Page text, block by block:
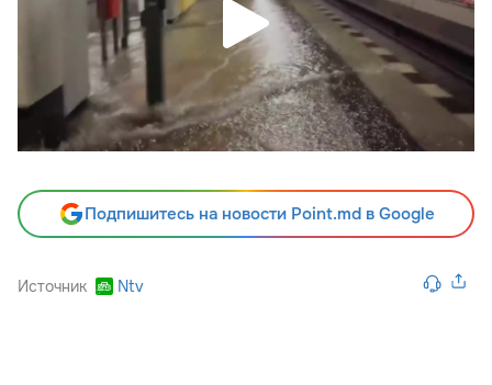
Подпишитесь на новости Point.md в Google
Источник Ntv